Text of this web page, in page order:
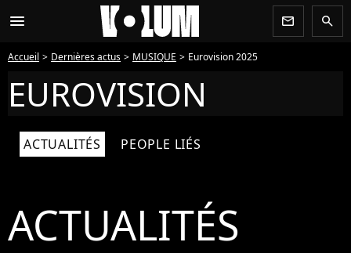
menu newsletter search
Accueil Dernières actus MUSIQUE Eurovision 2025
EUROVISION
ACTUALITÉS PEOPLE LIÉS
ACTUALITÉS